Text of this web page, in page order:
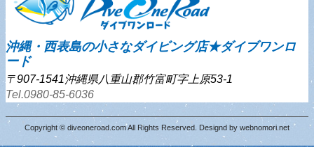
沖縄・西表島の小さなダイビング店★ダイブワンロ
ード
〒907-1541沖縄県八重山郡竹富町字上原53-1
Tel.0980-85-6036
Copyright © diveoneroad.com All Rights Reserved. Designd by webnomori.net